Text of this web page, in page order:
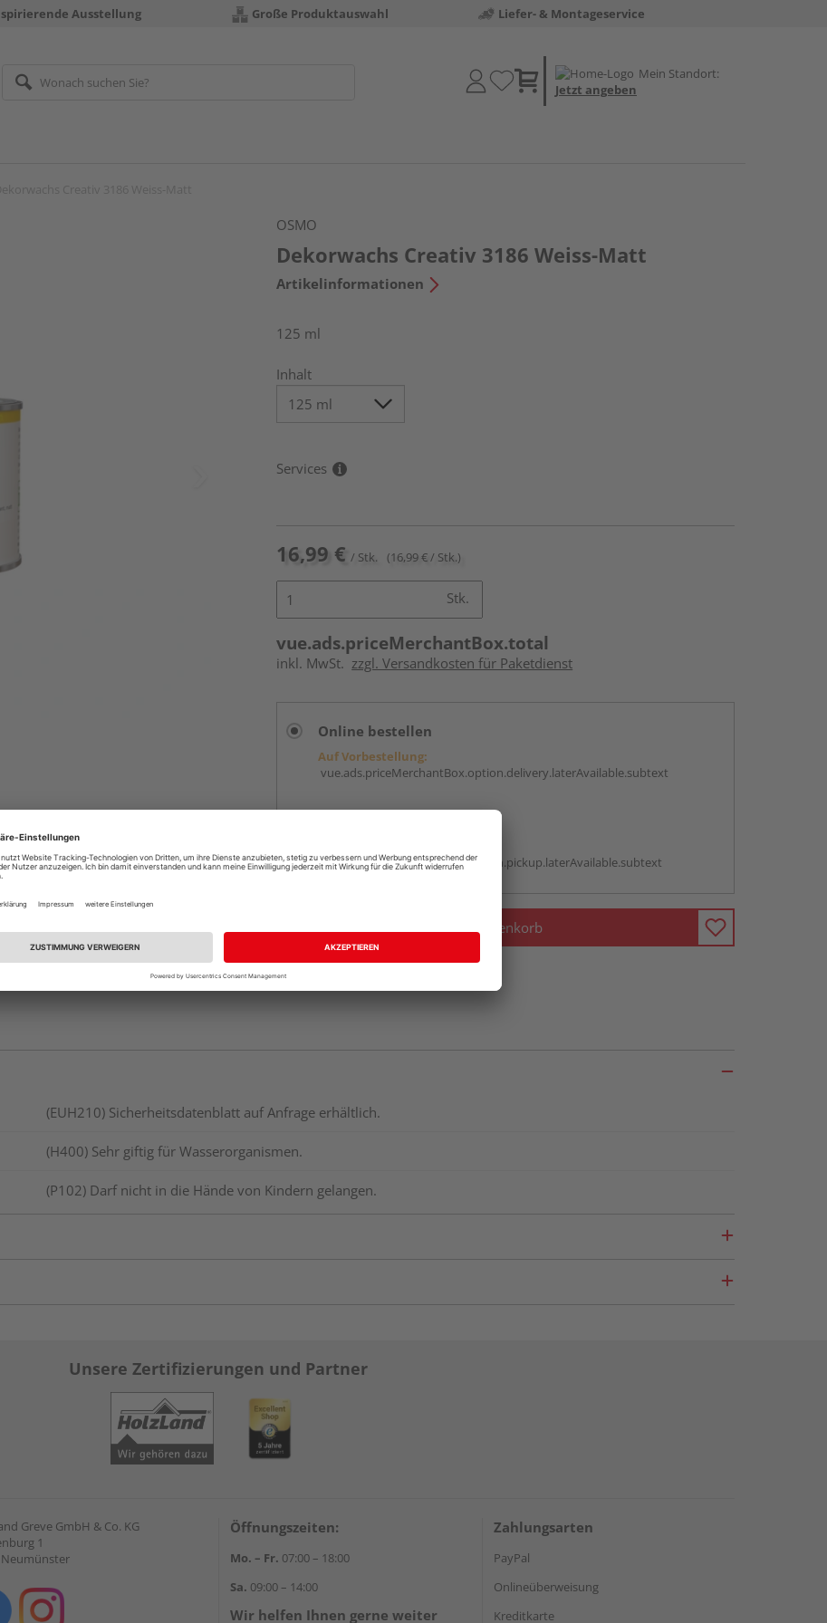
Ausstellung Große Produktauswahl Liefer- & Montageservice
Mein Standort:
Jetzt angeben
OSMO
Dekorwachs Creativ 3186 Weiss-Matt
Artikelinformationen
125 ml
Inhalt
Services
16,99 € / Stk. (16,99 € / Stk.)
Stk.
vue.ads.priceMerchantBox.total
inkl. MwSt. zzgl. Versandkosten für Paketdienst
Online bestellen
Auf Vorbestellung:
vue.ads.priceMerchantBox.option.delivery.laterAvailable.subtext
vue.ads.priceMerchantBox.option.pickup.laterAvailable.subtext
In den Warenkorb
(EUH210) Sicherheitsdatenblatt auf Anfrage erhältlich.
(H400) Sehr giftig für Wasserorganismen.
(P102) Darf nicht in die Hände von Kindern gelangen.
Unsere Zertifizierungen und Partner
Greve GmbH & Co. KG
1
Neumünster
Öffnungszeiten:
Mo. – Fr. 07:00 – 18:00
Sa. 09:00 – 14:00
Wir helfen Ihnen gerne weiter
Zahlungsarten
PayPal
Onlineüberweisung
Kreditkarte